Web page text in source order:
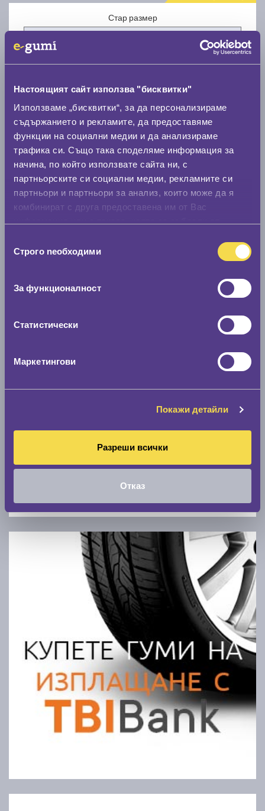
Настоящият сайт използва "бисквитки"
Използваме „бисквитки“, за да персонализираме
съдържанието и рекламите, да предоставяме
функции на социални медии и да анализираме
трафика си. Също така споделяме информация за
начина, по който използвате сайта ни, с
партньорските си социални медии, рекламните си
партньори и партньори за анализ, които може да я
комбинират с друга предоставена им от Вас
наСтрого nеобходими
За функционалност
Статистически
Маркетингови
Покажи детайли
Разреши всички
Отказ
Стар размер
Нов размер
Стар размер